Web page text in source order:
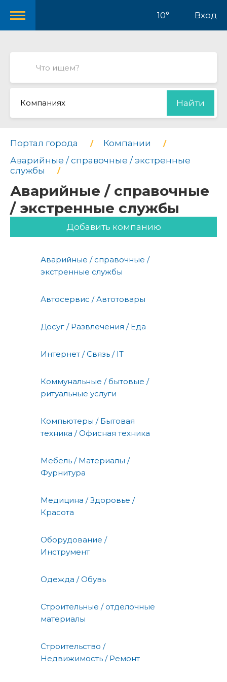
10° Вход
Компаниях Найти
Портал города
Компании
Аварийные / справочные / экстренные
службы
Аварийные / справочные
/ экстренные службы
Добавить компанию
Аварийные / справочные /
экстренные службы
Автосервис / Автотовары
Досуг / Развлечения / Еда
Интернет / Связь / IT
Коммунальные / бытовые /
ритуальные услуги
Компьютеры / Бытовая
техника / Офисная техника
Мебель / Материалы /
Фурнитура
Медицина / Здоровье /
Красота
Оборудование /
Инструмент
Одежда / Обувь
Строительные / отделочные
материалы
Строительство /
Недвижимость / Ремонт